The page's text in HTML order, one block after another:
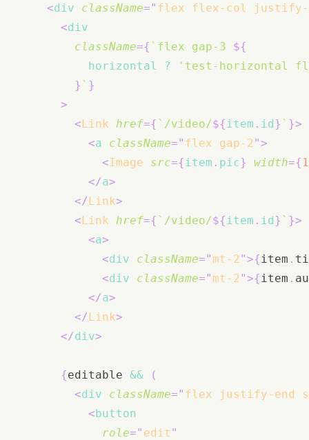
<div className=" flex flex-col justify-
<div
className={ ` flex gap-3 ${
          horizontal
?
'test-horizontal
} ` }
>
<Link href={ ` /video/${ item . id} ` }>
<a className=" flex gap-2 ">
<Image src={ item . pic} width={
</a>
</Link>
<Link href={ ` /video/${ item . id} ` }>
<a>
<div className=" mt-2 ">{ item .
<div className=" mt-2 ">{ item .
</a>
</Link>
</div>
{editable &&
(
<div className=" flex justify-end
<button
role=" edit "